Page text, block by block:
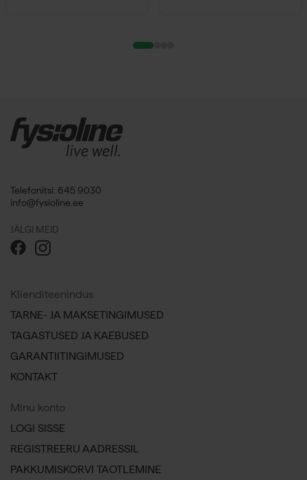
Telefonitsi: 645 9030
info@fysioline.ee
JÄLGI MEID
Klienditeenindus
TARNE- JA MAKSETINGIMUSED
TAGASTUSED JA KAEBUSED
GARANTIITINGIMUSED
KONTAKT
Minu konto
LOGI SISSE
REGISTREERU AADRESSIL
PAKKUMISKORVI TAOTLEMINE